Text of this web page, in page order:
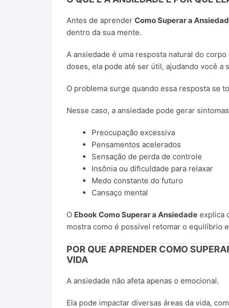
Antes de aprender Como Superar a
dentro da sua mente.
A ansiedade é uma resposta natural do
doses, ela pode até ser útil, ajudando você a
O problema surge quando essa resposta se
Nesse caso, a ansiedade pode gerar
Preocupação excessiva
Pensamentos acelerados
Sensação de perda de controle
Insônia ou dificuldade para relaxar
Medo constante do futuro
Cansaço mental
O Ebook Como Superar a Ansiedade explica
mostra como é possível retomar o equilíbrio
POR QUE APRENDER COMO
VIDA
A ansiedade não afeta apenas o emocional.
Ela pode impactar diversas áreas da vida,